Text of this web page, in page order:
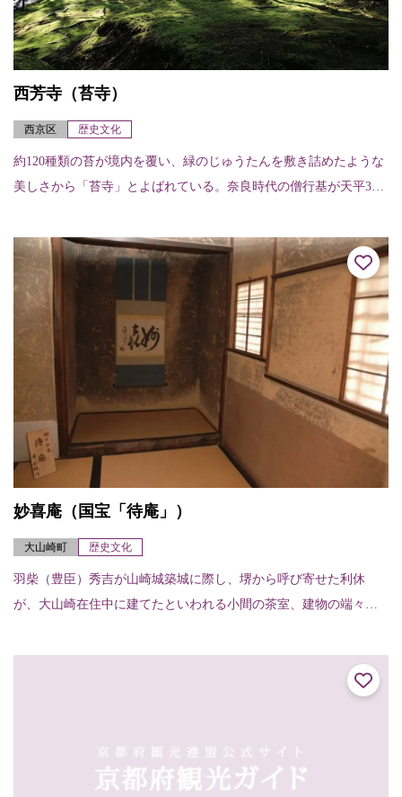
西芳寺（苔寺）
西京区 歴史文化
約120種類の苔が境内を覆い、緑のじゅうたんを敷き詰めたような
美しさから「苔寺」とよばれている。奈良時代の僧行基が天平3年
に夢窓...
妙喜庵（国宝「待庵」）
大山崎町 歴史文化
羽柴（豊臣）秀吉が山崎城築城に際し、堺から呼び寄せた利休
が、大山崎在住中に建てたといわれる小間の茶室、建物の端々に
例のない地下窓をあけて...